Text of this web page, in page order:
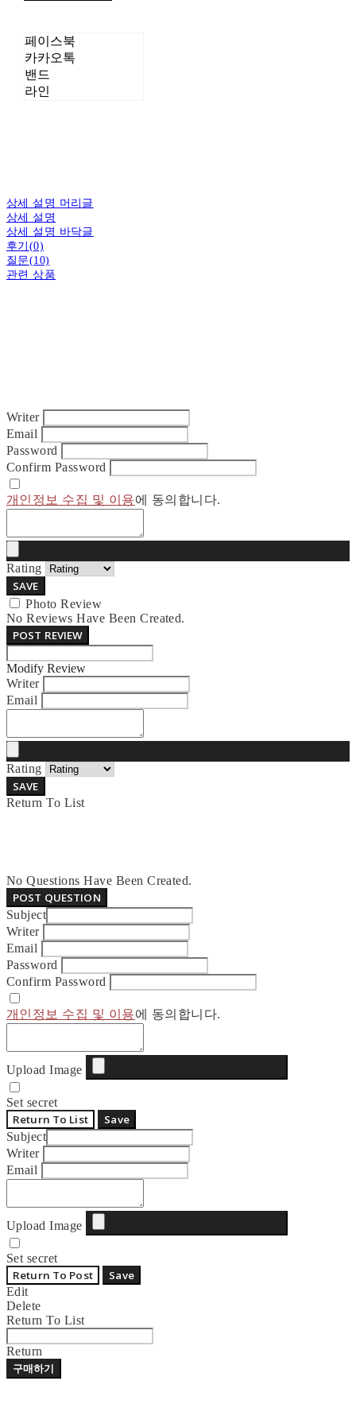
페이스북
카카오톡
밴드
라인
상세 설명 머리글
상세 설명
상세 설명 바닥글
후기(0)
질문(10)
관련 상품
Writer
Email
Password
Confirm Password
개인정보 수집 및 이용에 동의합니다.
Rating
SAVE
Photo Review
No Reviews Have Been Created.
POST REVIEW
Modify Review
Writer
Email
Rating
SAVE
Return To List
No Questions Have Been Created.
POST QUESTION
Subject
Writer
Email
Password
Confirm Password
개인정보 수집 및 이용에 동의합니다.
Upload Image
Set secret
Return To List Save
Subject
Writer
Email
Upload Image
Set secret
Return To Post Save
Edit
Delete
Return To List
Return
구매하기